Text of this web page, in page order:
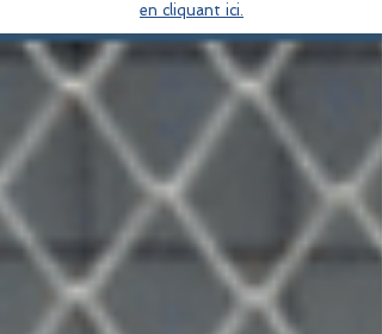
en cliquant ici.